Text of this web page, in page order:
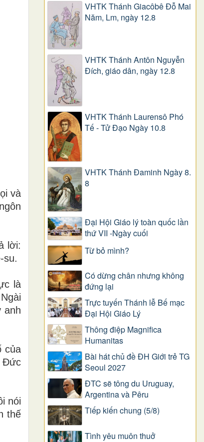
và
lời:
su.
là
anh
của
Đức
nói
thế
VHTK Thánh Giacôbê Ðỗ Mai
Năm, Lm, ngày 12.8
VHTK Thánh Antôn Nguyễn
Ðích, giáo dân, ngày 12.8
VHTK Thánh Laurensô Phó
Tế - Tử Đạo Ngày 10.8
VHTK Thánh Đaminh Ngày 8.
8
Đại Hội Giáo lý toàn quốc lần
thứ VII -Ngày cuối
Từ bỏ mình?
Có dừng chân nhưng không
đứng lại
Trực tuyến Thánh lễ Bế mạc
Đại Hội Giáo Lý
Thông điệp Magnifica
Humanitas
Bài hát chủ đề ĐH Giới trẻ TG
Seoul 2027
ĐTC sẽ tông du Uruguay,
Argentina và Pêru
Tiếp kiến chung (5/8)
Tình yêu muôn thuở